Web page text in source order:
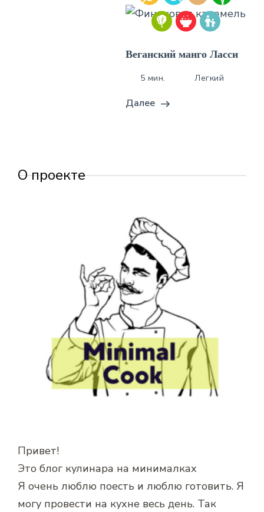
Веганский манго Ласси
5 мин. Легкий
Далее
О проекте
Привет!
Это блог кулинара на минималках
Я очень люблю поесть и люблю готовить. Я
могу провести на кухне весь день. Так